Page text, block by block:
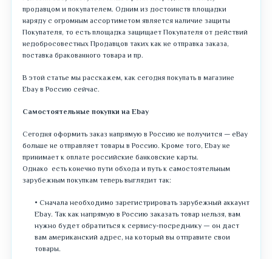
продавцом и покупателем. Одним из достоинств площадки
наряду с огромным ассортиметом является наличие защиты
Покупателя, то есть площадка защищает Покупателя от действий
недобросовестных Продавцов таких как не отправка заказа,
поставка бракованного товара и пр.
В этой статье мы расскажем, как сегодня покупать в магазине
Ebay в Россию сейчас.
Самостоятельные покупки на Ebay
Сегодня оформить заказ напрямую в Россию не получится — eBay
больше не отправляет товары в Россию. Кроме того, Ebay не
принимает к оплате российские банковские карты.
Однако есть конечно пути обхода и путь к самостоятельным
зарубежным покупкам теперь выглядит так:
Сначала необходимо зарегистрировать зарубежный аккаунт
Ebay. Так как напрямую в Россию заказать товар нельзя, вам
нужно будет обратиться к сервису-посреднику — он даст
вам американский адрес, на который вы отправите свои
товары.